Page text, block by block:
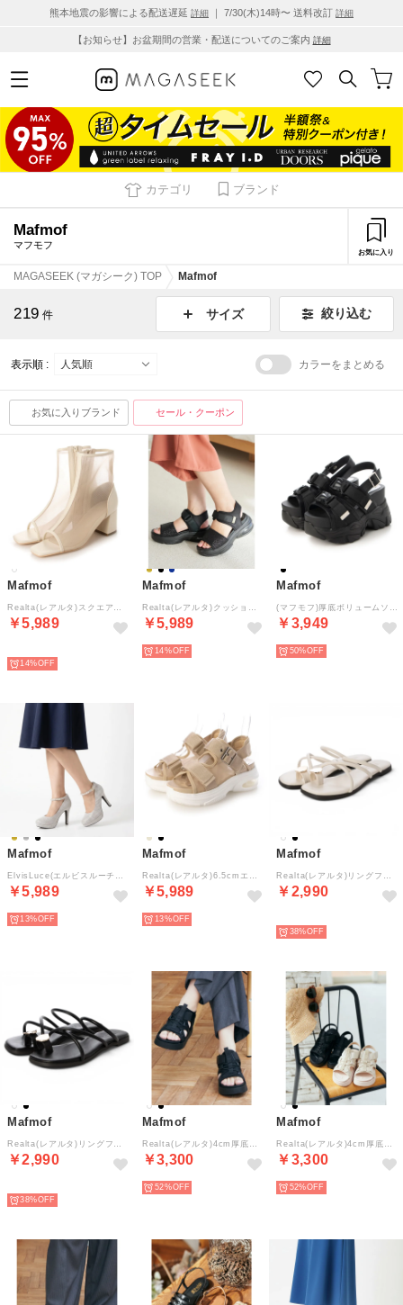
熊本地震の影響による配送遅延 詳細 ｜ 7/30(木)14時〜 送料改訂 詳細
【お知らせ】お盆期間の営業・配送についてのご案内 詳細
カテゴリ ブランド
Mafmof
マフモフ
お気に入り
MAGASEEK (マガシーク) TOP Mafmof
219 件 サイズ 絞り込む
表示順 : カラーをまとめる
お気に入りブランド セール・クーポン
Mafmof
￥5,989
14%
Mafmof
￥5,989
14%
Mafmof
￥3,949
50%
Mafmof
￥5,989
13%
Mafmof
￥5,989
13%
Mafmof
￥2,990
38%
Mafmof
￥2,990
38%
Mafmof
￥3,300
52%
Mafmof
￥3,300
52%